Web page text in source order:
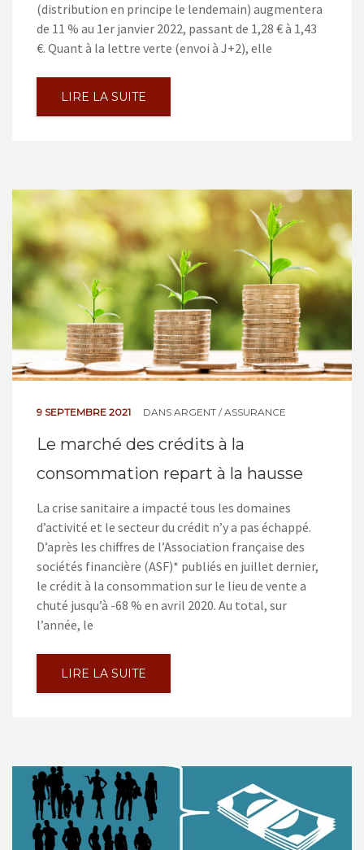
(distribution en principe le lendemain) augmentera
de 11 % au 1er janvier 2022, passant de 1,28 € à 1,43
€. Quant à la lettre verte (envoi à J+2), elle
LIRE LA SUITE
9 SEPTEMBRE 2021 DANS ARGENT / ASSURANCE
Le marché des crédits à la
consommation repart à la hausse
La crise sanitaire a impacté tous les domaines
d’activité et le secteur du crédit n’y a pas échappé.
D’après les chiffres de l’Association française des
sociétés financière (ASF)* publiés en juillet dernier,
le crédit à la consommation sur le lieu de vente a
chuté jusqu’à -68 % en avril 2020. Au total, sur
l’année, le
LIRE LA SUITE